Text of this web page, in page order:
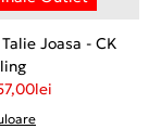
Joasa - CK
lei